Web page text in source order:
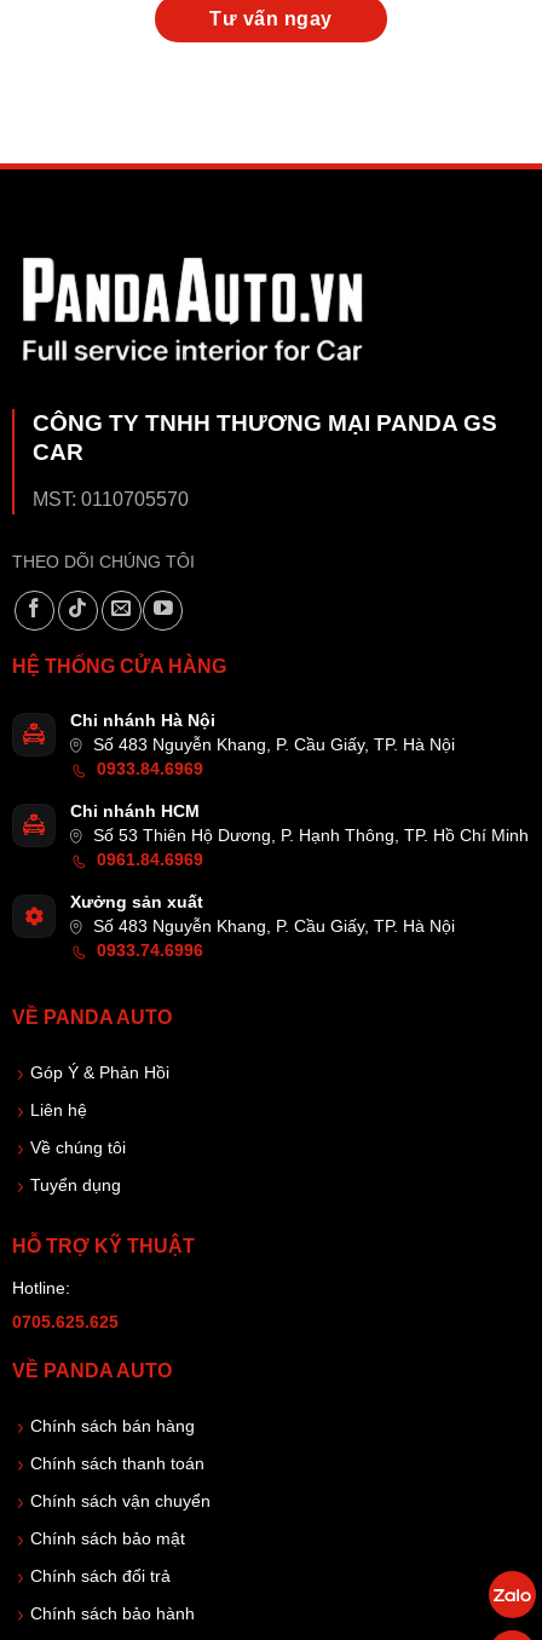
CÔNG TY TNHH THƯƠNG MẠI PANDA GS
CAR
MST: 0110705570
THEO DÕI CHÚNG TÔI
HỆ THỐNG CỬA HÀNG
Chi nhánh Hà Nội
Số 483 Nguyễn Khang, P. Cầu Giấy, TP. Hà Nội
0933.84.6969
Chi nhánh HCM
Số 53 Thiên Hộ Dương, P. Hạnh Thông, TP. Hồ Chí Minh
0961.84.6969
Xưởng sản xuất
Số 483 Nguyễn Khang, P. Cầu Giấy, TP. Hà Nội
0933.74.6996
VỀ PANDA AUTO
Góp Ý & Phản Hồi
Liên hệ
Về chúng tôi
Tuyển dụng
HỖ TRỢ KỸ THUẬT
Hotline:
0705.625.625
VỀ PANDA AUTO
Chính sách bán hàng
Chính sách thanh toán
Chính sách vận chuyển
Chính sách bảo mật
Chính sách đổi trả
Chính sách bảo hành